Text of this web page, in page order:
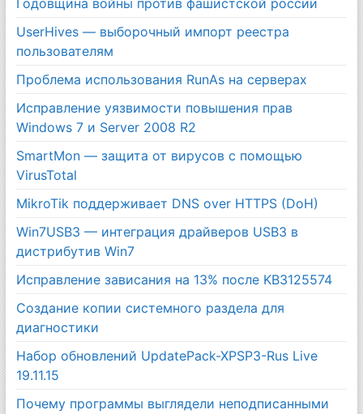
UserHives — выборочный импорт реестра
пользователям
Проблема использования RunAs на серверах
Исправление уязвимости повышения прав
Windows 7 и Server 2008 R2
SmartMon — защита от вирусов с помощью
VirusTotal
MikroTik поддерживает DNS over HTTPS (DoH)
Win7USB3 — интеграция драйверов USB3 в
дистрибутив Win7
Исправление зависания на 13% после KB3125574
Создание копии системного раздела для
диагностики
Набор обновлений UpdatePack-XPSP3-Rus Live
19.11.15
Почему программы выглядели неподписанными